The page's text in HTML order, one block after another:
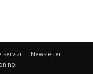
servizi
Newsletter
noi